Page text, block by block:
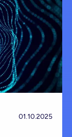
01.10.2025